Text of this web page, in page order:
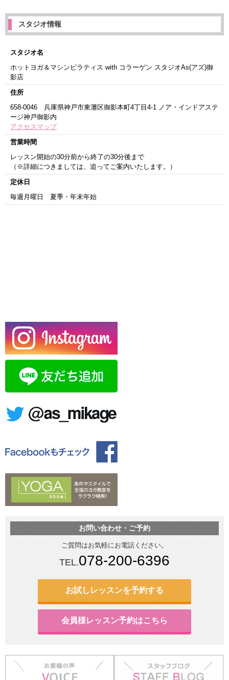
スタジオ情報
スタジオ名
ホットヨガ＆マシンピラティス with コラーゲン スタジオAs(アズ)御
影店
住所
658-0046 兵庫県神戸市東灘区御影本町4丁目4-1 ノア・インドアステ
ージ神戸御影内
アクセスマップ
営業時間
レッスン開始の30分前から終了の30分後まで
（※詳細につきましては、追ってご案内いたします。）
定休日
毎週月曜日 夏季・年末年始
お問い合わせ・ご予約
ご質問はお気軽にお電話ください。
TEL.078-200-6396
お試しレッスンを予約する
会員様レッスン予約はこちら